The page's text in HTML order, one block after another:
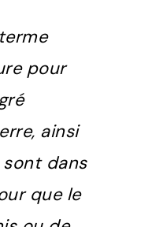
pour
ainsi
sont dans
que le